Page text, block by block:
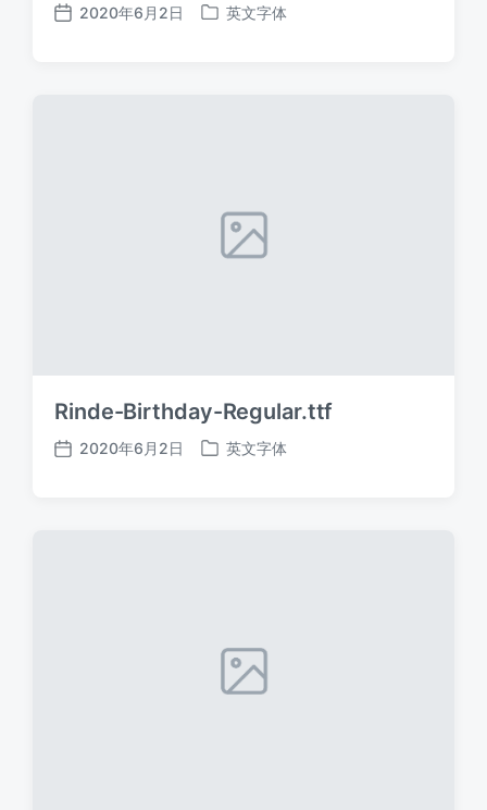
发
2020年6月2日
发
英文字体
Rinde-Birthday-Regular.ttf
发
2020年6月2日
发
英文字体